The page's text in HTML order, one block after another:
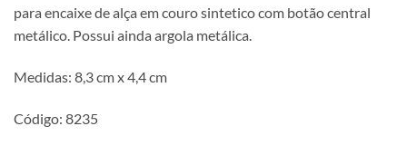
para encaixe de alça em couro sintetico com botão central
metálico. Possui ainda argola metálica.
Medidas: 8,3 cm x 4,4 cm
Código: 8235